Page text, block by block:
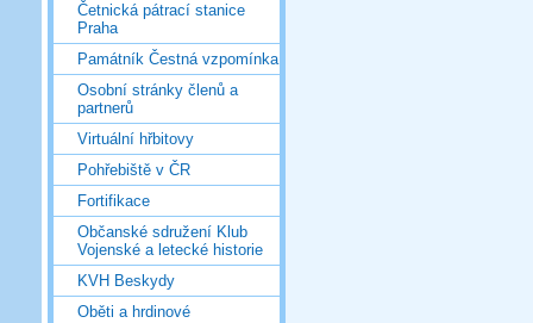
Četnická pátrací stanice
Praha
Památník Čestná vzpomínka
Osobní stránky členů a
partnerů
Virtuální hřbitovy
Pohřebiště v ČR
Fortifikace
Občanské sdružení Klub
Vojenské a letecké historie
KVH Beskydy
Oběti a hrdinové